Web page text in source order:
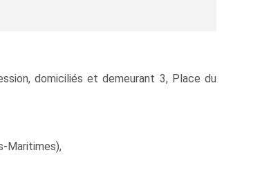
domiciliés et demeurant 3, Place du
Maritimes),